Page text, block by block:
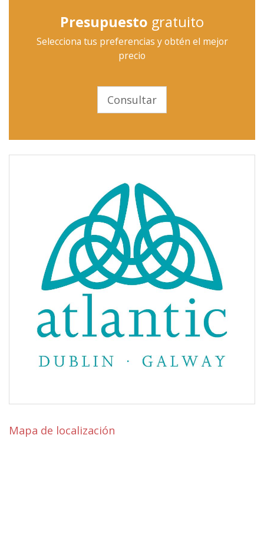
Presupuesto gratuito
Selecciona tus preferencias y obtén el mejor
precio
Consultar
Mapa de localización